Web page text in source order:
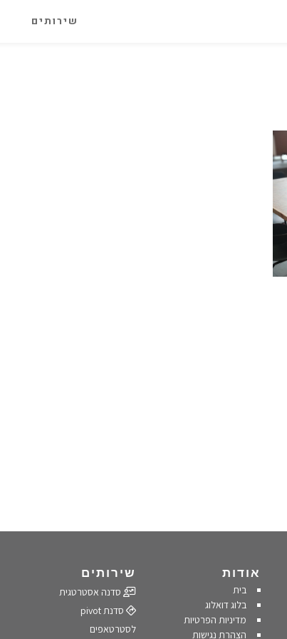
שירותים
אודות
בית
בלוג דואלוג
מדיניות הפרטיות
הצהרת נגישות
שירותים
סדנה אסטרטגית
סדנת pivot
לסטרטאפים